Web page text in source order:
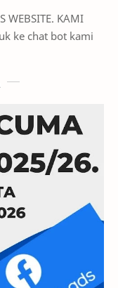
WEBSITE. KAMI
ke chat bot kami